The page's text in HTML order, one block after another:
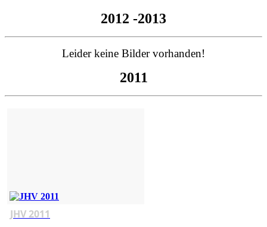
2012 -2013
Leider keine Bilder vorhanden!
2011
JHV 2011